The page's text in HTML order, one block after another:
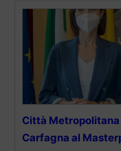
Città
Carfagna al